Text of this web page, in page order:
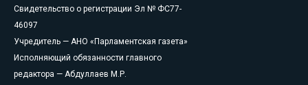
Свидетельство о регистрации Эл № ФС77-
46097
Учредитель — АНО «Парламентская газета»
Исполняющий обязанности главного
редактора — Абдуллаев М.Р.